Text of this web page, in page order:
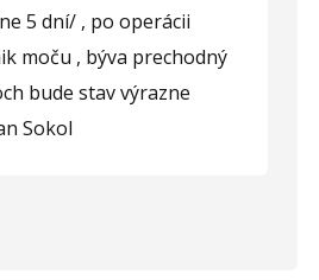
5 dní/ , po operácii
moču , býva prechodný
bude stav výrazne
Sokol